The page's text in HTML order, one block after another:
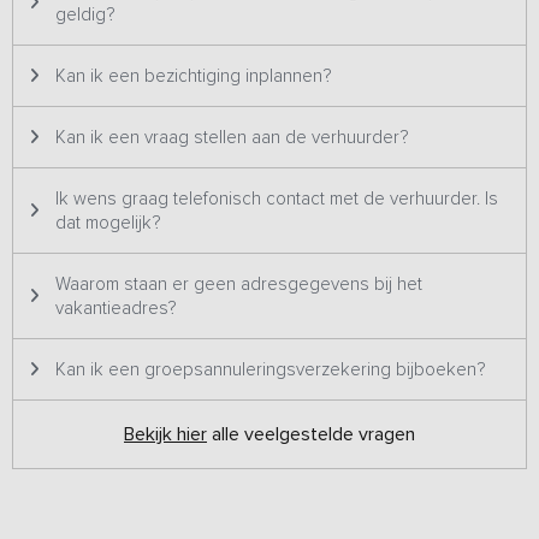
geldig?
Kan ik een bezichtiging inplannen?
Kan ik een vraag stellen aan de verhuurder?
Ik wens graag telefonisch contact met de verhuurder. Is
dat mogelijk?
Waarom staan er geen adresgegevens bij het
vakantieadres?
Kan ik een groepsannuleringsverzekering bijboeken?
Bekijk hier alle veelgestelde vragen